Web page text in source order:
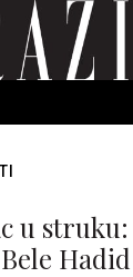
GRAZIA
u
Hadid